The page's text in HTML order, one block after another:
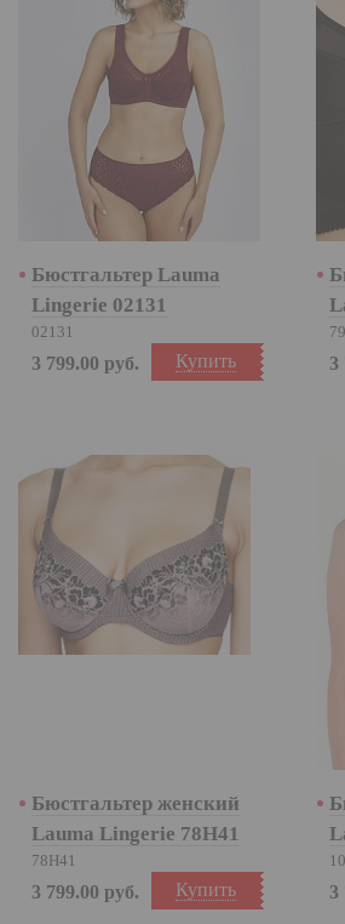
Бюстгальтер Lauma
Lingerie 02131
02131
Купить
3 799.00 руб. 3
Бюстгальтер женский
Lauma Lingerie 78H41
78H41
Купить
3 799.00 руб. 3